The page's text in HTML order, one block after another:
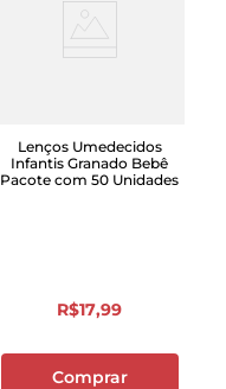
Lenços Umedecidos
Infantis Granado Bebê
Pacote com 50 Unidades
R$17,99
Comprar